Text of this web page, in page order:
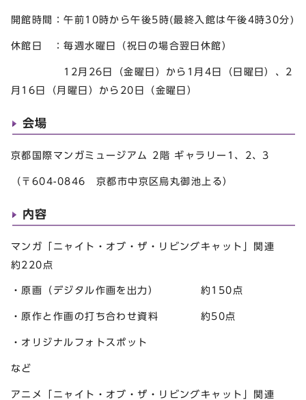
開館時間：午前10時から午後5時(最終入館は午後4時30分)
休館日 ：毎週水曜日（祝日の場合翌日休館）
12月26日（金曜日）から1月4日（日曜日）、2
月16日（月曜日）から20日（金曜日）
会場
京都国際マンガミュージアム 2階 ギャラリー1、2、3
（〒604-0846 京都市中京区烏丸御池上る）
内容
マンガ「ニャイト・オブ・ザ・リビングキャット」関連
約220点
・原画（デジタル作画を出力） 約150点
・原作と作画の打ち合わせ資料 約50点
・オリジナルフォトスポット
など
アニメ「ニャイト・オブ・ザ・リビングキャット」関連